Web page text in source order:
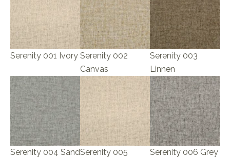
Serenity 001 Ivory Serenity 002
Canvas
Serenity 003
Linnen
Serenity 004 SandSerenity 005
Serenity 006 Grey